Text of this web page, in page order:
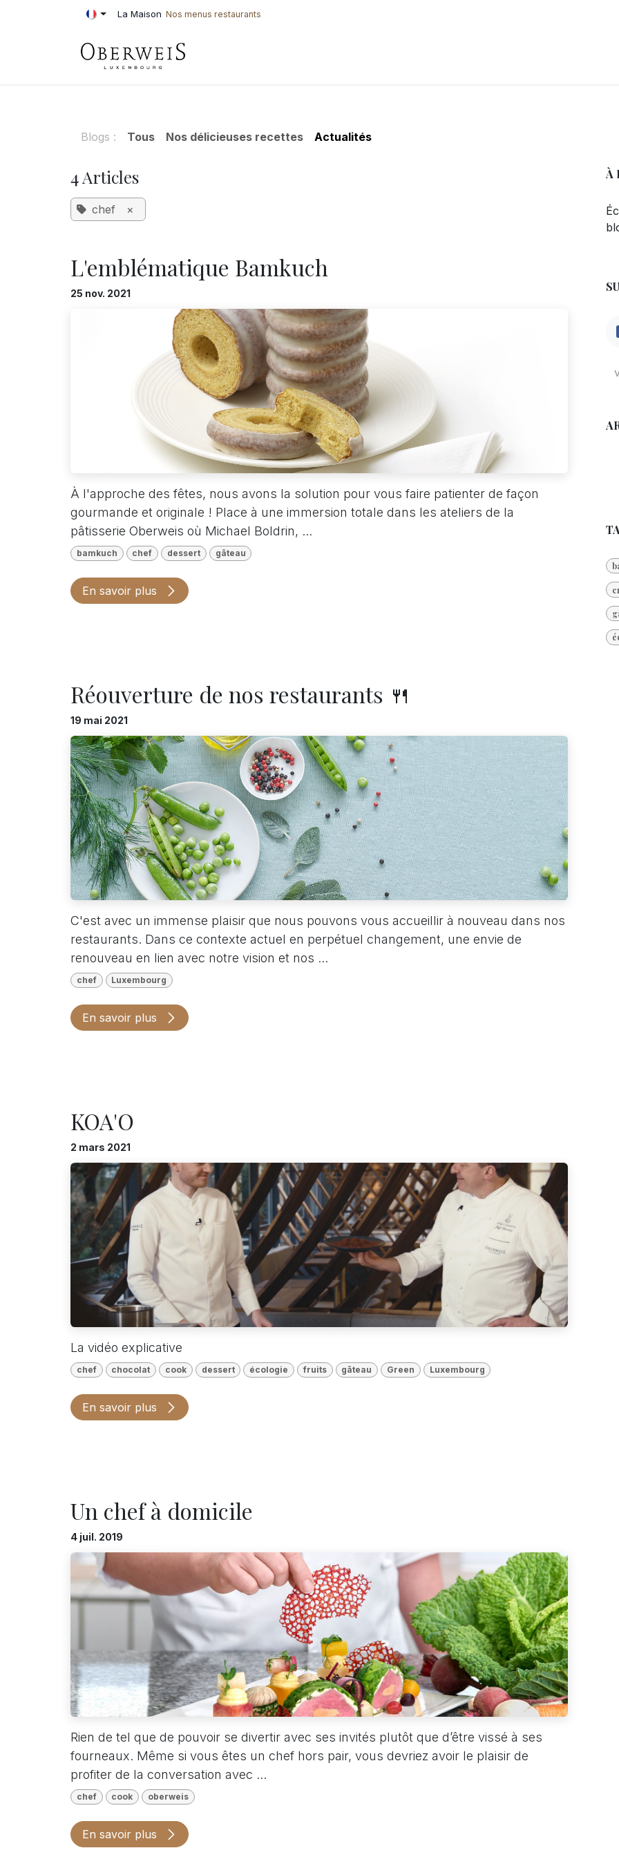
Se rendre au contenu La Maison Nos menus restaurants
Blogs : Tous Nos délicieuses recettes Actualités
4 Articles
chef ×
L'emblématique Bamkuch
25 nov. 2021
À l'approche des fêtes, nous avons la solution pour vous faire patienter de façon
gourmande et originale ! Place à une immersion totale dans les ateliers de la
pâtisserie Oberweis où Michael Boldrin, ...
bamkuch chef dessert gâteau
En savoir plus
Réouverture de nos restaurants 🍴
19 mai 2021
C'est avec un immense plaisir que nous pouvons vous accueillir à nouveau dans nos
restaurants. Dans ce contexte actuel en perpétuel changement, une envie de
renouveau en lien avec notre vision et nos ...
chef Luxembourg
En savoir plus
KOA'O
2 mars 2021
La vidéo explicative
chef chocolat cook dessert écologie fruits gâteau Green Luxembourg
En savoir plus
Un chef à domicile
4 juil. 2019
Rien de tel que de pouvoir se divertir avec ses invités plutôt que d’être vissé à ses
fourneaux. Même si vous êtes un chef hors pair, vous devriez avoir le plaisir de
profiter de la conversation avec ...
chef cook oberweis
En savoir plus
À